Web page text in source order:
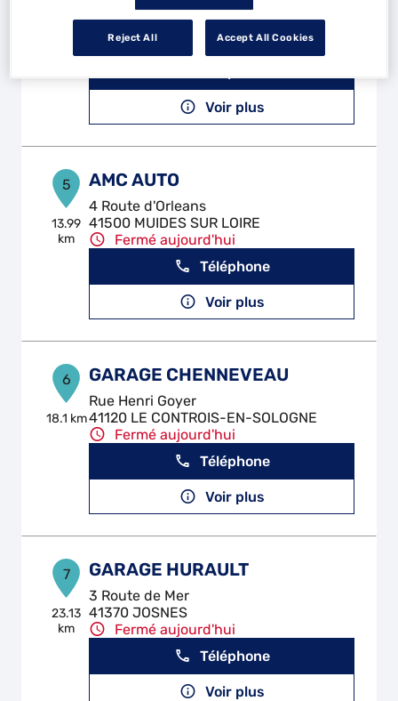
28 Route d'herbault
Fermé aujourd'hui
Voir plus
5
13.99
km
AMC AUTO
4 Route d'Orleans
41500 MUIDES SUR LOIRE
Fermé aujourd'hui
Téléphone
Voir plus
6
18.1 km
GARAGE CHENNEVEAU
Rue Henri Goyer
41120 LE CONTROIS-EN-SOLOGNE
Fermé aujourd'hui
Téléphone
Voir plus
7
23.13
km
GARAGE HURAULT
3 Route de Mer
41370 JOSNES
Fermé aujourd'hui
Téléphone
Voir plus
Reject All Accept All Cookies